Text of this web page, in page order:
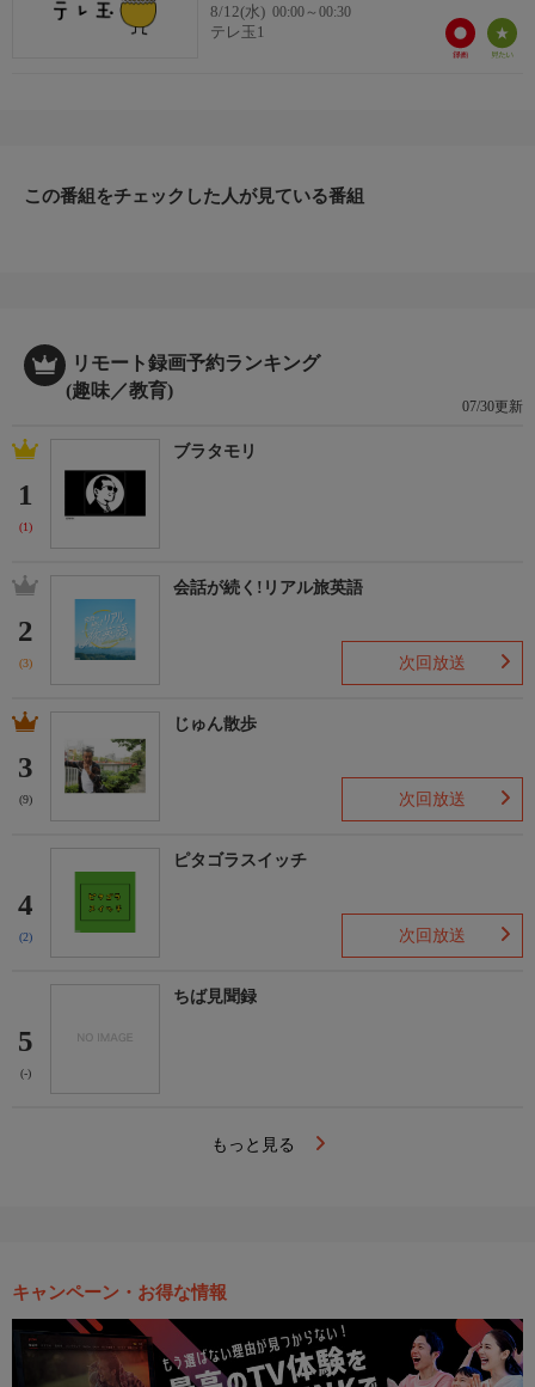
8/12(水) 00:00～00:30
テレ玉1
この番組をチェックした人が見ている番組
リモート録画予約ランキング
(趣味／教育)
07/30更新
1
(1)
ブラタモリ
2
(3)
会話が続く!リアル旅英語
次回放送
3
(9)
じゅん散歩
次回放送
4
(2)
ピタゴラスイッチ
次回放送
5
(-)
ちば見聞録
もっと見る
キャンペーン・お得な情報